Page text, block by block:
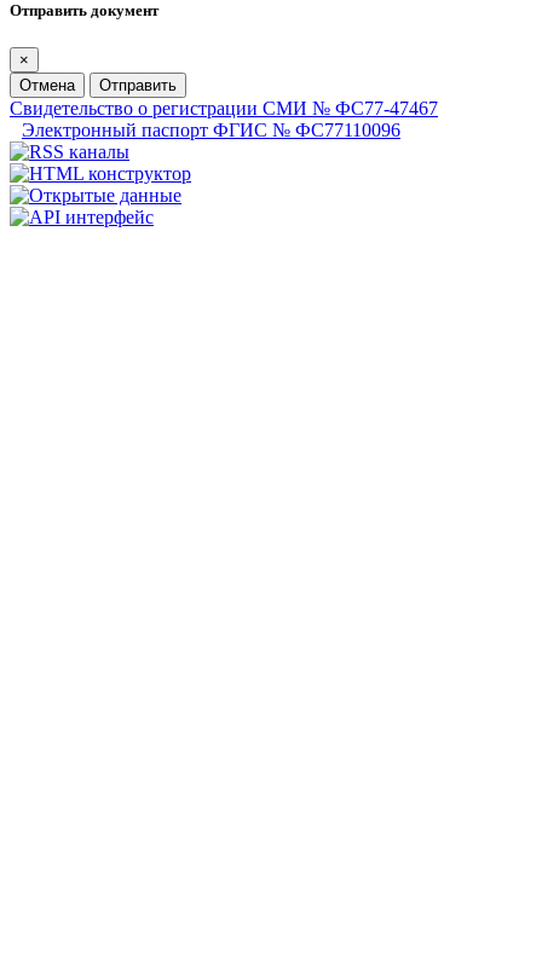
Отправить документ
×
Отмена
Отправить
Свидетельство о регистрации СМИ № ФС77-47467
Электронный паспорт ФГИС № ФС77110096